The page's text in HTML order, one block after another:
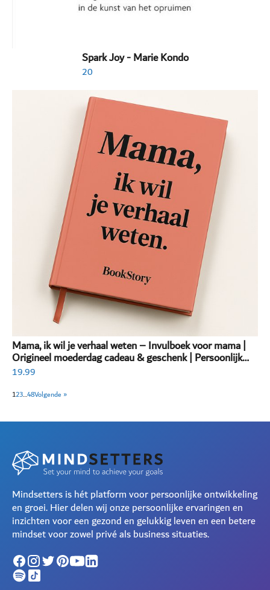
Spark Joy - Marie Kondo
20
Mama, ik wil je verhaal weten – Invulboek voor mama |
Origineel moederdag cadeau & geschenk | Persoonlijk
invulboek volwassenen
19.99
123…48Volgende »
Mindsetters is hét platform voor persoonlijke ontwikkeling
en groei. Hier delen wij onze persoonlijke ervaringen en
inzichten voor een gezond en gelukkig leven en een betere
mindset voor zowel privé als business situaties.